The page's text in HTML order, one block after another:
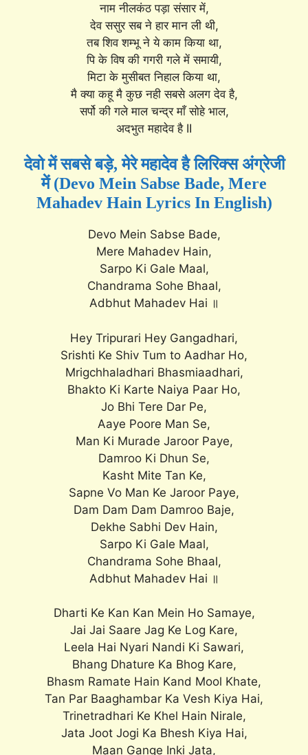
नाम नीलकंठ पड़ा संसार में,
देव ससुर सब ने हार मान ली थी,
तब शिव शम्भू ने ये काम किया था,
पि के विष की गगरी गले में समायी,
मिटा के मुसीबत निहाल किया था,
मै क्या कहू मै कुछ नही सबसे अलग देव है,
सर्पो की गले माल चन्द्र माँ सोहे भाल,
अदभुत महादेव है II
देवो में सबसे बड़े, मेरे महादेव है लिरिक्स अंग्रेजी
में (Devo Mein Sabse Bade, Mere
Mahadev Hain Lyrics In English)
Devo Mein Sabse Bade,
Mere Mahadev Hain,
Sarpo Ki Gale Maal,
Chandrama Sohe Bhaal,
Adbhut Mahadev Hai ॥
Hey Tripurari Hey Gangadhari,
Srishti Ke Shiv Tum to Aadhar Ho,
Mrigchhaladhari Bhasmiaadhari,
Bhakto Ki Karte Naiya Paar Ho,
Jo Bhi Tere Dar Pe,
Aaye Poore Man Se,
Man Ki Murade Jaroor Paye,
Damroo Ki Dhun Se,
Kasht Mite Tan Ke,
Sapne Vo Man Ke Jaroor Paye,
Dam Dam Dam Damroo Baje,
Dekhe Sabhi Dev Hain,
Sarpo Ki Gale Maal,
Chandrama Sohe Bhaal,
Adbhut Mahadev Hai ॥
Dharti Ke Kan Kan Mein Ho Samaye,
Jai Jai Saare Jag Ke Log Kare,
Leela Hai Nyari Nandi Ki Sawari,
Bhang Dhature Ka Bhog Kare,
Bhasm Ramate Hain Kand Mool Khate,
Tan Par Baaghambar Ka Vesh Kiya Hai,
Trinetradhari Ke Khel Hain Nirale,
Jata Joot Jogi Ka Bhesh Kiya Hai,
Maan Gange Inki Jata,